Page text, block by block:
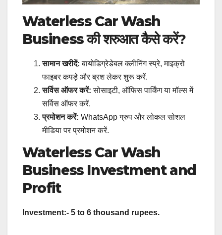
Waterless Car Wash
Business की शरुआत कैसे करें?
सामान खरीदें: बायोडिग्रेडेबल क्लीनिंग स्प्रे, माइक्रो
फाइबर कपड़े और ब्रश लेकर शुरू करें.
सर्विस ऑफर करें: सोसाइटी, ऑफिस पार्किंग या मॉल्स में
सर्विस ऑफर करें.
प्रमोशन करें: WhatsApp ग्रुप और लोकल सोशल
मीडिया पर प्रमोशन करें.
Waterless Car Wash
Business Investment and
Profit
Investment:- 5 to 6 thousand rupees.